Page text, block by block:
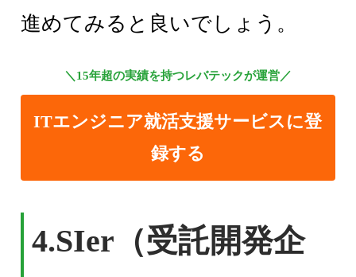
進めてみると良いでしょう。
＼15年超の実績を持つレバテックが運営／
ITエンジニア就活支援サービスに登
録する
4.SIer（受託開発企